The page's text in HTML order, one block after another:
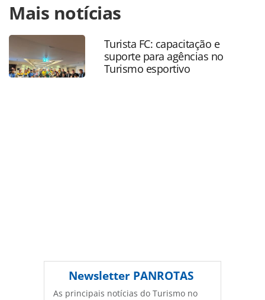
https://www.panrotas.com.br/mercado/cartoes-de-
assistencia/2020/10/live-panrotas-vai-tirar-duvidas-sobre-
seguro-viagem-no-pos-pandemia_177268.html ou as
ferramentas oferecidas na página. Todo o conteúdo
produzido pela PANROTAS Editora é protegido pela
legislação brasileira sobre direito autoral. Não reproduza o
Mais notícias
Turista FC: capacitação e
suporte para agências no
Turismo esportivo
Newsletter PANROTAS
As principais notícias do Turismo no